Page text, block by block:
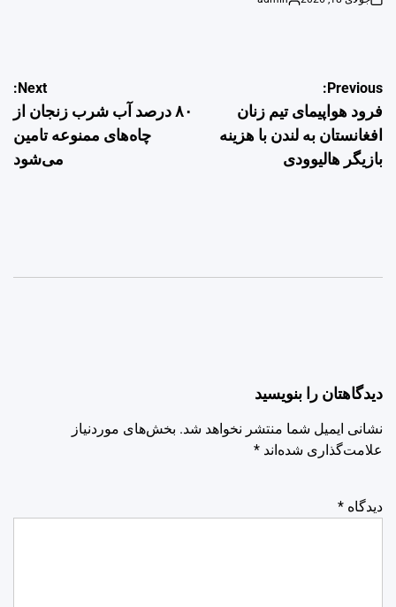
on
Posted
راهبری
نوشته
Previous:
فرود هواپیمای تیم زنان
افغانستان به لندن با هزینه
بازیگر هالیوودی
Next:
۸۰ درصد آب شرب زنجان از
چاه‌های ممنوعه تامین
می‌شود
دیدگاهتان را بنویسید
نشانی ایمیل شما منتشر نخواهد شد. بخش‌های موردنیاز
علامت‌گذاری شده‌اند *
دیدگاه *